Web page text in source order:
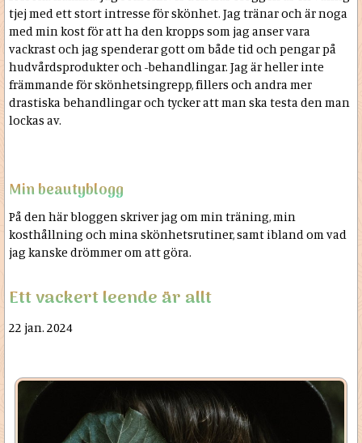
tjej med ett stort intresse för skönhet. Jag tränar och är noga
med min kost för att ha den kropps som jag anser vara
vackrast och jag spenderar gott om både tid och pengar på
hudvårdsprodukter och -behandlingar. Jag är heller inte
främmande för skönhetsingrepp, fillers och andra mer
drastiska behandlingar och tycker att man ska testa den man
lockas av.
Min beautyblogg
På den här bloggen skriver jag om min träning, min
kosthållning och mina skönhetsrutiner, samt ibland om vad
jag kanske drömmer om att göra.
Ett vackert leende är allt
22 jan. 2024